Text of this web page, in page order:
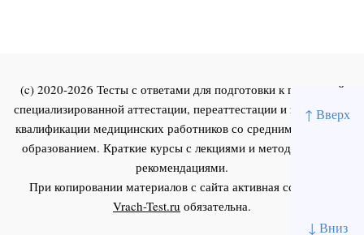
↑ Вверх
↓ Вниз
(c) 2020-2026 Тесты с ответами для подготовки к первичной
специализированной аттестации, переаттестации и повышения
квалификации медицинских работников со средним и высшим
образованием. Краткие курсы с лекциями и методическими
рекомендациями.
При копировании материалов с сайта активная ссылка на
Vrach-Test.ru обязательна.